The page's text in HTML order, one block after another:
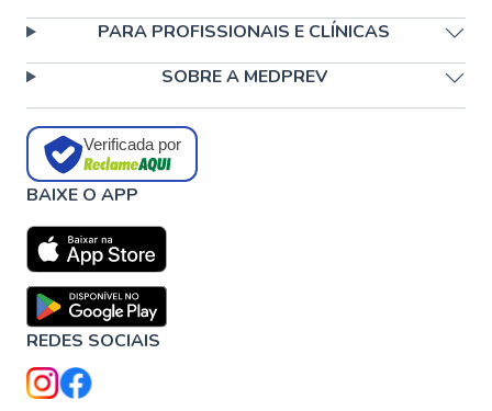
PARA PROFISSIONAIS E CLÍNICAS
SOBRE A MEDPREV
Verificada por
BAIXE O APP
REDES SOCIAIS